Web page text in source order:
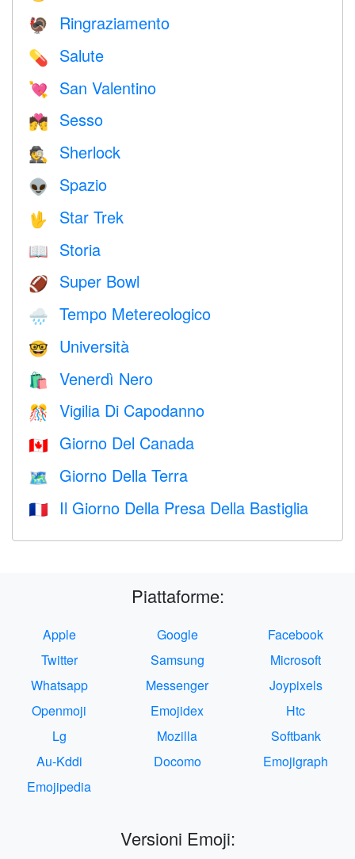
🦃 Ringraziamento
💊 Salute
💘 San Valentino
💏 Sesso
🕵️ Sherlock
👽 Spazio
🖖 Star Trek
📖 Storia
🏈 Super Bowl
🌧 Tempo Metereologico
🤓 Università
🛍 Venerdì Nero
🎊 Vigilia Di Capodanno
🇨🇦 Giorno Del Canada
🗺️ Giorno Della Terra
🇫🇷 Il Giorno Della Presa Della Bastiglia
Piattaforme:
Apple Google
Facebook
Twitter
Samsung
Microsoft
Whatsapp
Messenger
Joypixels
Openmoji
Emojidex
Htc
Lg
Mozilla
Softbank
Au-Kddi
Docomo
Emojigraph
Emojipedia
Versioni Emoji: